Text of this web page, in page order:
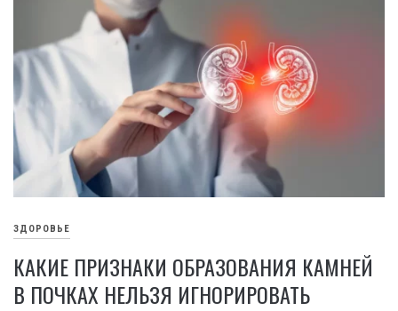
ЗДОРОВЬЕ
КАКИЕ ПРИЗНАКИ ОБРАЗОВАНИЯ КАМНЕЙ
В ПОЧКАХ НЕЛЬЗЯ ИГНОРИРОВАТЬ